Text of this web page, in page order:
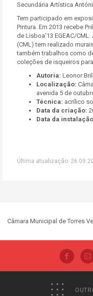
Secundária Artística
Tem participado em
Pintura. Em 2013 recebe
de Lisboa'13 EGEAC/
(CML) tem realizado
também trabalhos como
coleções de isqueiros para
Autoria: Leonor
Localização:
avenida 5 de
Técnica: acrílico
Data da criação:
Data da
Última atualização:
Câmara Municipal de Torres